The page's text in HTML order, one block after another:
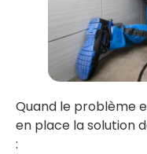
Quand le problème
en place la solution
: